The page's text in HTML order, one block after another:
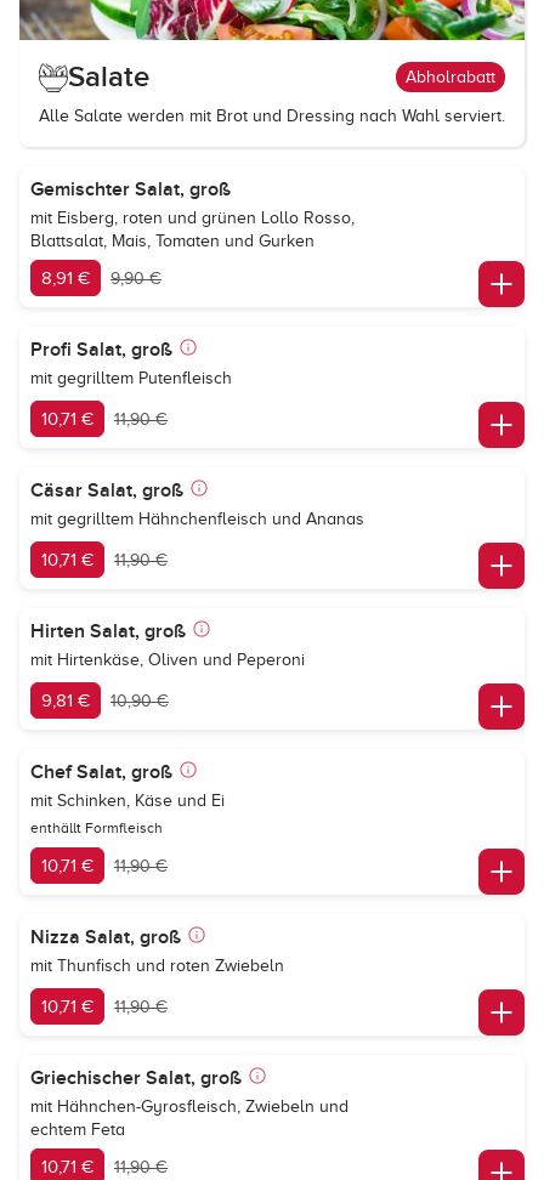
Salate Abholrabatt
Alle Salate werden mit Brot und Dressing nach Wahl serviert.
Gemischter Salat, groß
mit Eisberg, roten und grünen Lollo Rosso,
Blattsalat, Mais, Tomaten und Gurken
8,91 € 9,90 €
Profi Salat, groß
mit gegrilltem Putenfleisch
10,71 € 11,90 €
Cäsar Salat, groß
mit gegrilltem Hähnchenfleisch und Ananas
10,71 € 11,90 €
Hirten Salat, groß
mit Hirtenkäse, Oliven und Peperoni
9,81 € 10,90 €
Chef Salat, groß
mit Schinken, Käse und Ei
enthällt Formfleisch
10,71 € 11,90 €
Nizza Salat, groß
mit Thunfisch und roten Zwiebeln
10,71 € 11,90 €
Griechischer Salat, groß
mit Hähnchen-Gyrosfleisch, Zwiebeln und
echtem Feta
10,71 € 11,90 €